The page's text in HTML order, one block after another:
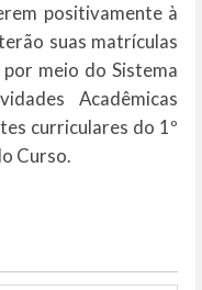
positivamente à
suas matrículas
meio do Sistema
Acadêmicas
curriculares do 1º
Curso.